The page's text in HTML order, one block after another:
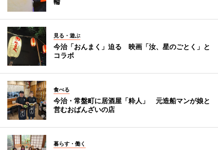
見る・遊ぶ
今治「おんまく」迫る 映画「汝、星のごとく」と
コラボ
食べる
今治・常盤町に居酒屋「粋人」 元造船マンが娘と
営むおばんざいの店
暮らす・働く